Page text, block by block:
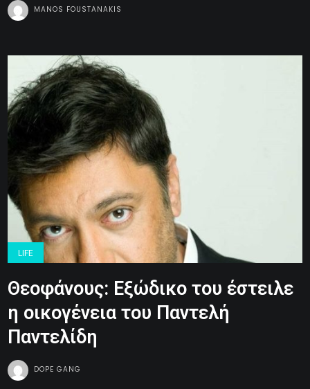
MANOS FOUSTANAKIS
LIFE
Θεοφάνους: Εξώδικο του έστειλε
η οικογένεια του Παντελή
Παντελίδη
DOPE GANG